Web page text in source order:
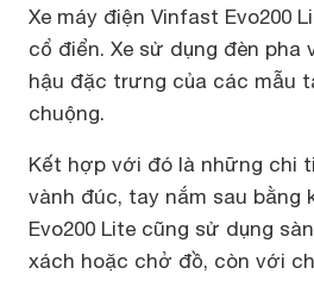
Xe máy điện Vinfast
cổ điển. Xe sử dụng đèn
hậu đặc trưng của các mẫu
chuộng.
Kết hợp với đó là những chi
vành đúc, tay nắm sau bằng
Evo200 Lite cũng sử dụng
xách hoặc chở đồ, còn với